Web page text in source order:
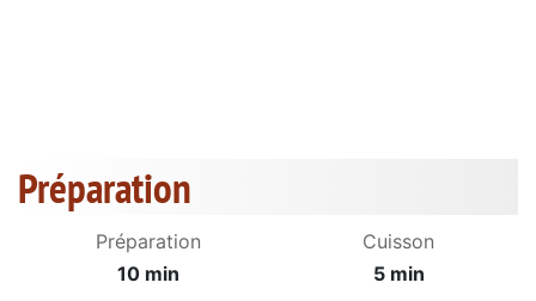
Préparation
Préparation
10 min
Cuisson
5 min